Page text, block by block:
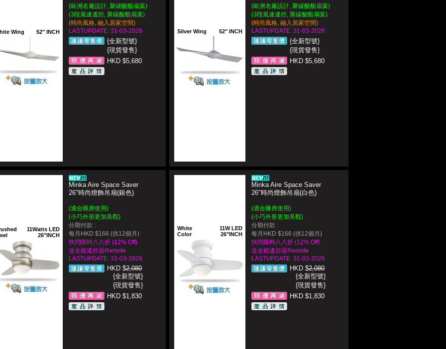
Wing 52" INCH
(歐洲名廠設計, 聚碳酸酯扇葉)
(3段風速遙控, 聚碳酸酯扇葉)
(時尚風格, 融入居家空間)
LASTUPDATE: 31-03-2026
{全新型號}
{現貨發售}
HKD $5,680
Silver Wing 52" INCH
(歐洲名廠設計, 聚碳酸酯扇葉)
(3段風速遙控, 聚碳酸酯扇葉)
(時尚風格, 融入居家空間)
LASTUPDATE: 31-03-2026
{全新型號}
{現貨發售}
HKD $5,680
11Watts LED
26"INCH
Minka Aire Space Saver
26"時尚燈飾吊扇(銀色)
(適合睡房使用)
(小巧外形更加美觀)
分期付款 :
每月HKD $166 (供12個月)
快閃限時八八折 (12% Off)
送全能遙控器Remote
LASTUPDATE: 31-03-2026
HKD $2,080
{全新型號}
{現貨發售}
HKD $1,830
White
Color
11W LED
26"INCH
Minka Aire Space Saver
26"時尚燈飾吊扇(白色)
(適合睡房使用)
(小巧外形更加美觀)
分期付款 :
每月HKD $166 (供12個月)
快閃限時八八折 (12% Off)
送全能遙控器Remote
LASTUPDATE: 31-03-2026
HKD $2,080
{全新型號}
{現貨發售}
HKD $1,830